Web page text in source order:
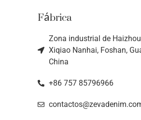
Fábrica
Zona industrial de
Xiqiao Nanhai, Foshan,
China
+86 757 85796966